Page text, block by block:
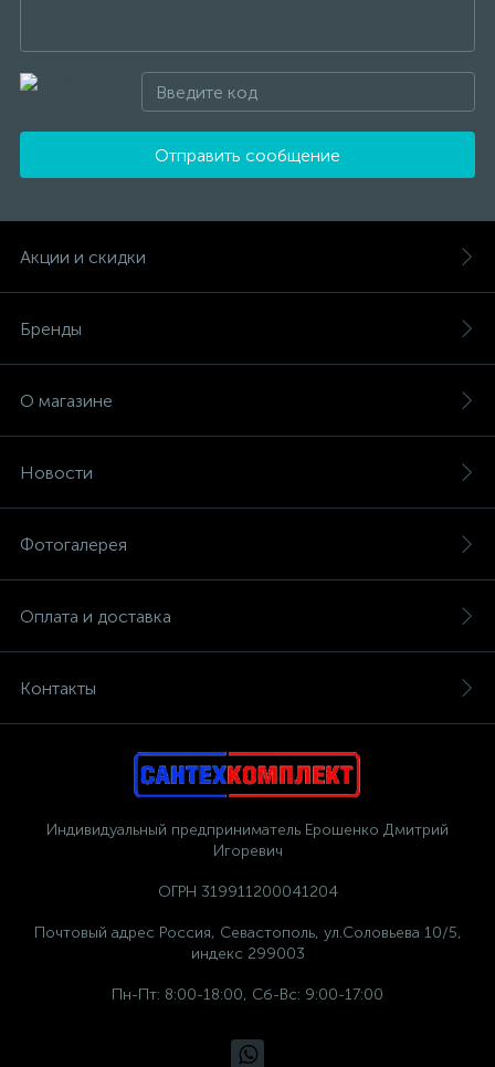
Отправить сообщение
Акции и скидки
Бренды
О магазине
Новости
Фотогалерея
Оплата и доставка
Контакты
Индивидуальный предприниматель Ерошенко Дмитрий
Игоревич
ОГРН 319911200041204
Почтовый адрес Россия, Севастополь, ул.Соловьева 10/5,
индекс 299003
Пн-Пт: 8:00-18:00, Сб-Вс: 9:00-17:00